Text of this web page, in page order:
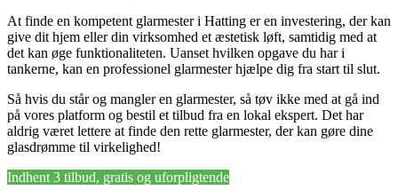
At finde en kompetent glarmester i Hatting er en investering, der kan
give dit hjem eller din virksomhed et æstetisk løft, samtidig med at
det kan øge funktionaliteten. Uanset hvilken opgave du har i
tankerne, kan en professionel glarmester hjælpe dig fra start til slut.
Så hvis du står og mangler en glarmester, så tøv ikke med at gå ind
på vores platform og bestil et tilbud fra en lokal ekspert. Det har
aldrig været lettere at finde den rette glarmester, der kan gøre dine
glasdrømme til virkelighed!
Indhent 3 tilbud, gratis og uforpligtende